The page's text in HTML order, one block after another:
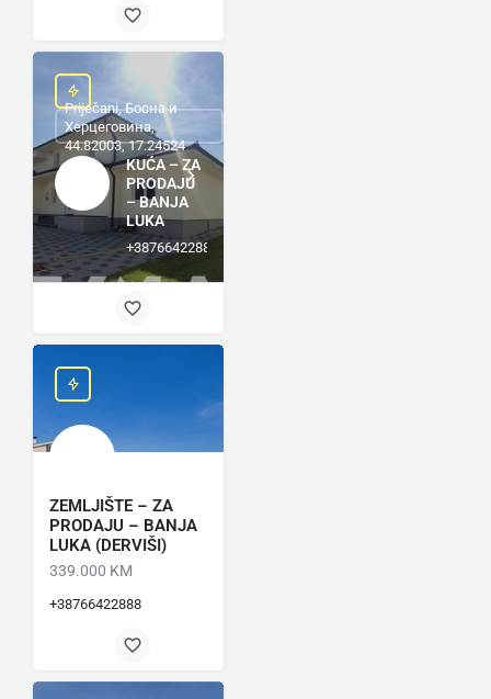
KUĆA – ZA
PRODAJU
– BANJA
LUKA
+38766422888
Priječani, Босна и
Херцеговина,
44.82003, 17.24524
ZEMLJIŠTE – ZA
PRODAJU – BANJA
LUKA (DERVIŠI)
339.000 KM
+38766422888